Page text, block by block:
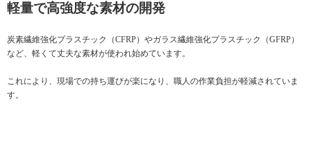
軽量で高強度な素材の開発
炭素繊維強化プラスチック（CFRP）やガラス繊維強化プラスチック（GFRP）
など、軽くて丈夫な素材が使われ始めています。
これにより、現場での持ち運びが楽になり、職人の作業負担が軽減されていま
す。